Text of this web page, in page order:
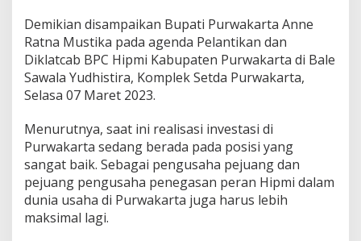
Demikian disampaikan Bupati Purwakarta Anne
Ratna Mustika pada agenda Pelantikan dan
Diklatcab BPC Hipmi Kabupaten Purwakarta di Bale
Sawala Yudhistira, Komplek Setda Purwakarta,
Selasa 07 Maret 2023.
Menurutnya, saat ini realisasi investasi di
Purwakarta sedang berada pada posisi yang
sangat baik. Sebagai pengusaha pejuang dan
pejuang pengusaha penegasan peran Hipmi dalam
dunia usaha di Purwakarta juga harus lebih
maksimal lagi.